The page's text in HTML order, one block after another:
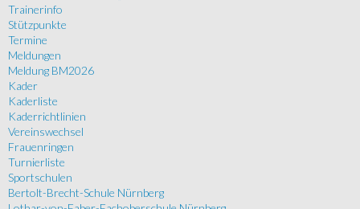
Trainerinfo
Stützpunkte
Termine
Meldungen
Meldung BM2026
Kader
Kaderliste
Kaderrichtlinien
Vereinswechsel
Frauenringen
Turnierliste
Sportschulen
Bertolt-Brecht-Schule Nürnberg